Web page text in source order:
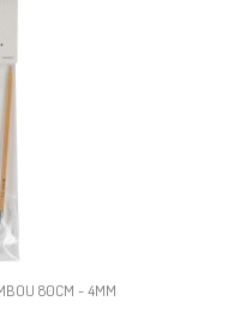
80CM - 4MM